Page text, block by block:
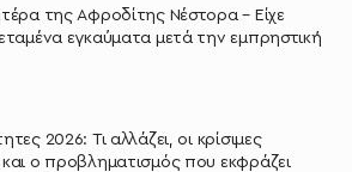
της Αφροδίτης Νέστορα – Είχε
εγκαύματα μετά την εμπρηστική
2026: Τι αλλάζει, οι κρίσιμες
ο προβληματισμός που εκφράζει